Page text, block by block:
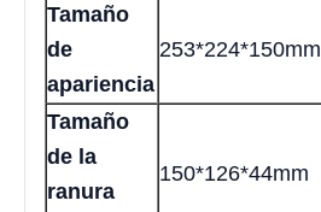
Tamaño
de
apariencia
253*224*150mm
Tamaño
de la
ranura
150*126*44mm